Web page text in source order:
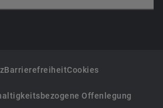
BarrierefreiheitCookies
Offenlegung